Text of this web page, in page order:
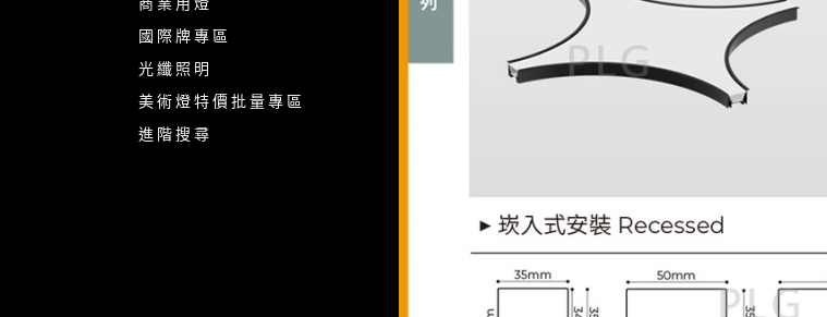
商業用燈
國際牌專區
光纖照明
美術燈特價批量專區
進階搜尋